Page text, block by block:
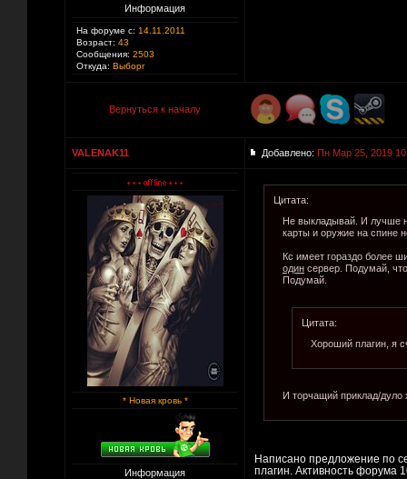
Информация
На форуме с: 14.11.2011
Возраст: 43
Сообщения: 2503
Откуда: Выборг
Вернуться к началу
VALENAK11 Добавлено: Пн Мар 25, 2019
* Новая кровь *
Информация
Цитата:
Не выкладывай. И лучше
карты и оружие на спине
Кс имеет гораздо более
один сервер. Подумай,
Подумай.
Цитата:
Хороший плагин, я
И торчащий приклад/дуло
Написано предложение по
плагин. Активность форума